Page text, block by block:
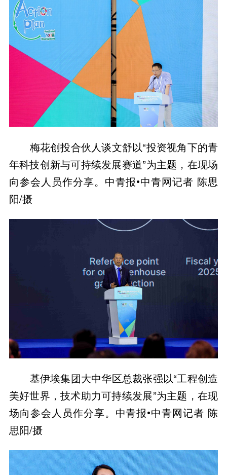
梅花创投合伙人谈文舒以“投资视角下的青
年科技创新与可持续发展赛道”为主题，在现场
向参会人员作分享。中青报•中青网记者 陈思
阳/摄
基伊埃集团大中华区总裁张强以“工程创造
美好世界，技术助力可持续发展”为主题，在现
场向参会人员作分享。中青报•中青网记者 陈
思阳/摄